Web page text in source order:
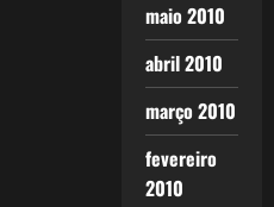
maio 2010
abril 2010
março 2010
fevereiro
2010